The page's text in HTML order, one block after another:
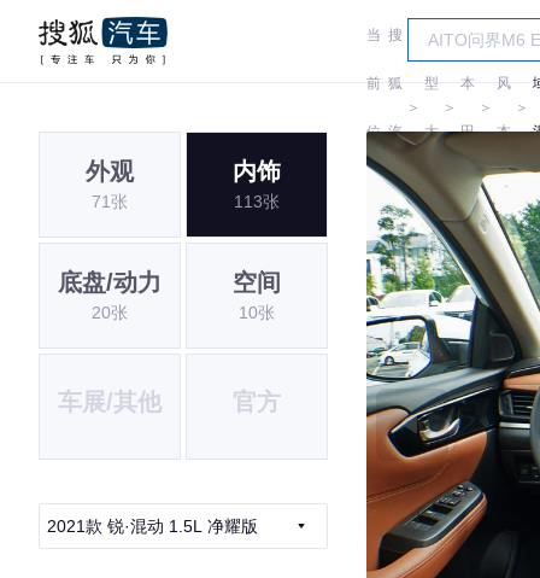
当
前
位
置:
搜
狐
汽
车
＞
车
型
大
全
＞
本
田
＞
东
风
本
田
＞
外观
71张
内饰
113张
底盘/动力
20张
空间
10张
车展/其他 官方
2021款 锐·混动 1.5L 净耀版